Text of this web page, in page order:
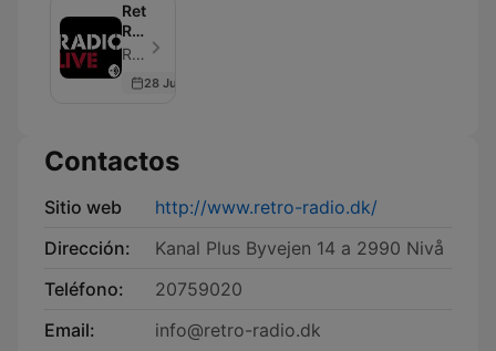
Retro
Radio
isRetro radio - Episodio 3
28 Jun 2018
Contactos
Sitio web
http://www.retro-radio.dk/
Dirección:
Kanal Plus Byvejen 14 a 2990 Nivå
Teléfono:
20759020
Email:
info@retro-radio.dk